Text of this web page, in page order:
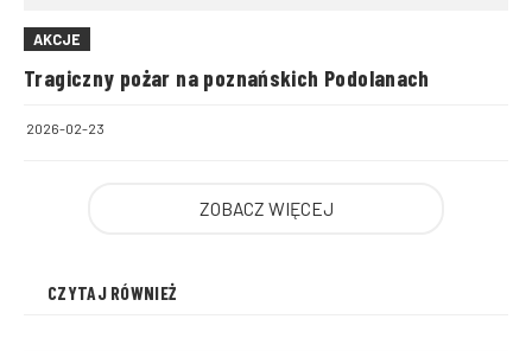
AKCJE
Tragiczny pożar na poznańskich Podolanach
2026-02-23
ZOBACZ WIĘCEJ
CZYTAJ RÓWNIEŻ